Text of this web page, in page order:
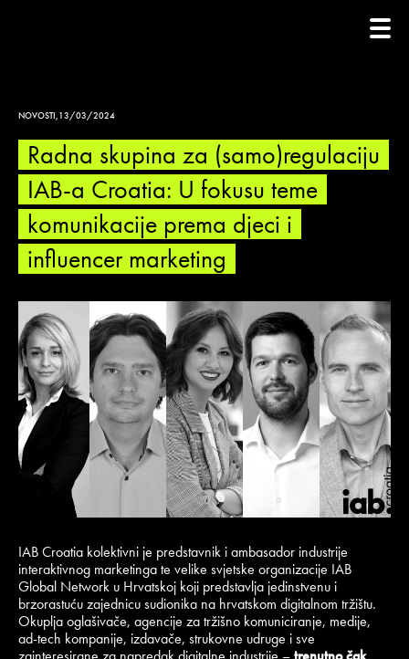
NOVOSTI,13/03/2024
Radna skupina za (samo)regulaciju
IAB-a Croatia: U fokusu teme
komunikacije prema djeci i
influencer marketing
IAB Croatia kolektivni je predstavnik i ambasador industrije
interaktivnog marketinga te velike svjetske organizacije IAB
Global Network u Hrvatskoj koji predstavlja jedinstvenu i
brzorastuću zajednicu sudionika na hrvatskom digitalnom tržištu.
Okuplja oglašivače, agencije za tržišno komuniciranje, medije,
ad-tech kompanije, izdavače, strukovne udruge i sve